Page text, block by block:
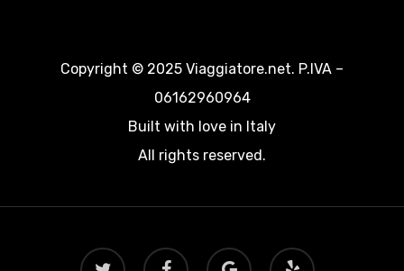
Copyright © 2025 Viaggiatore.net. P.IVA –
06162960964
Built with love in Italy
All rights reserved.
twitter facebook
google-
yelp